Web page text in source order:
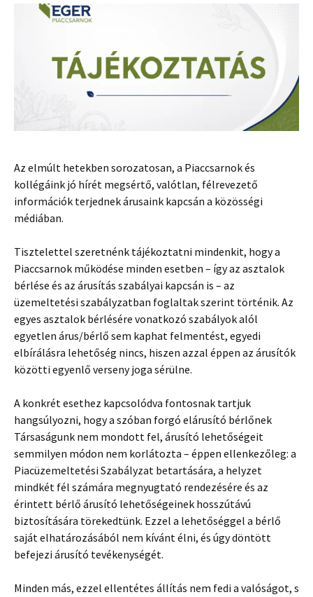
Az elmúlt hetekben sorozatosan, a Piaccsarnok és
kollégáink jó hírét megsértő, valótlan, félrevezető
információk terjednek árusaink kapcsán a közösségi
médiában.
Tisztelettel szeretnénk tájékoztatni mindenkit, hogy a
Piaccsarnok működése minden esetben – így az asztalok
bérlése és az árusítás szabályai kapcsán is – az
üzemeltetési szabályzatban foglaltak szerint történik. Az
egyes asztalok bérlésére vonatkozó szabályok alól
egyetlen árus/bérlő sem kaphat felmentést, egyedi
elbírálásra lehetőség nincs, hiszen azzal éppen az árusítók
közötti egyenlő verseny joga sérülne.
A konkrét esethez kapcsolódva fontosnak tartjuk
hangsúlyozni, hogy a szóban forgó elárusító bérlőnek
Társaságunk nem mondott fel, árusító lehetőségeit
semmilyen módon nem korlátozta – éppen ellenkezőleg: a
Piacüzemeltetési Szabályzat betartására, a helyzet
mindkét fél számára megnyugtató rendezésére és az
érintett bérlő árusító lehetőségeinek hosszútávú
biztosítására törekedtünk. Ezzel a lehetőséggel a bérlő
saját elhatározásából nem kívánt élni, és úgy döntött
befejezi árusító tevékenységét.
Minden más, ezzel ellentétes állítás nem fedi a valóságot, s